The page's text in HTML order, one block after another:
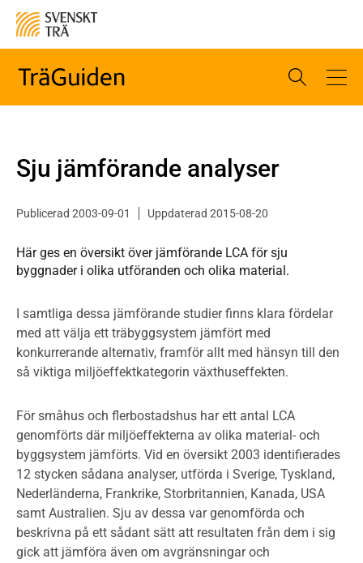
Sju jämförande analyser
Publicerad 2003-09-01 Uppdaterad 2015-08-20
Här ges en översikt över jämförande LCA för sju
byggnader i olika utföranden och olika material.
I samtliga dessa jämförande studier finns klara fördelar
med att välja ett träbyggsystem jämfört med
konkurrerande alternativ, framför allt med hänsyn till den
så viktiga miljöeffektkategorin växthuseffekten.
För småhus och flerbostadshus har ett antal LCA
genomförts där miljöeffekterna av olika material- och
byggsystem jämförts. Vid en översikt 2003 identifierades
12 stycken sådana analyser, utförda i Sverige, Tyskland,
Nederländerna, Frankrike, Storbritannien, Kanada, USA
samt Australien. Sju av dessa var genomförda och
beskrivna på ett sådant sätt att resultaten från dem i sig
gick att jämföra även om avgränsningar och